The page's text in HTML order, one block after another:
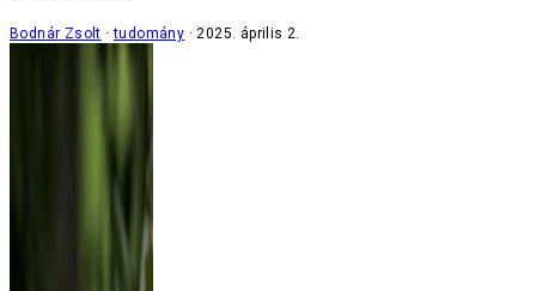
Bodnár Zsolt tudomány 2025. április 2.